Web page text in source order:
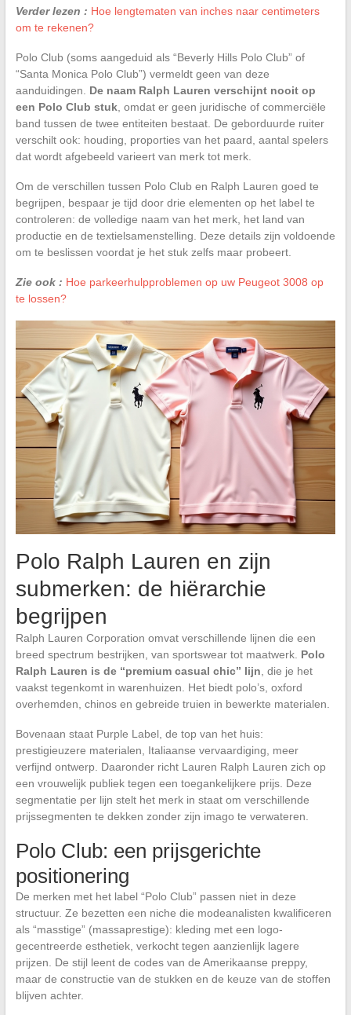
Verder lezen : Hoe lengtematen van inches naar centimeters
om te rekenen?
Polo Club (soms aangeduid als “Beverly Hills Polo Club” of
“Santa Monica Polo Club”) vermeldt geen van deze
aanduidingen. De naam Ralph Lauren verschijnt nooit op
een Polo Club stuk, omdat er geen juridische of commerciële
band tussen de twee entiteiten bestaat. De geborduurde ruiter
verschilt ook: houding, proporties van het paard, aantal spelers
dat wordt afgebeeld varieert van merk tot merk.
Om de verschillen tussen Polo Club en Ralph Lauren goed te
begrijpen, bespaar je tijd door drie elementen op het label te
controleren: de volledige naam van het merk, het land van
productie en de textielsamenstelling. Deze details zijn voldoende
om te beslissen voordat je het stuk zelfs maar probeert.
Zie ook : Hoe parkeerhulpproblemen op uw Peugeot 3008 op
te lossen?
Polo Ralph Lauren en zijn
submerken: de hiërarchie
begrijpen
Ralph Lauren Corporation omvat verschillende lijnen die een
breed spectrum bestrijken, van sportswear tot maatwerk. Polo
Ralph Lauren is de “premium casual chic” lijn , die je het
vaakst tegenkomt in warenhuizen. Het biedt polo’s, oxford
overhemden, chinos en gebreide truien in bewerkte materialen.
Bovenaan staat Purple Label, de top van het huis:
prestigieuzere materialen, Italiaanse vervaardiging, meer
verfijnd ontwerp. Daaronder richt Lauren Ralph Lauren zich op
een vrouwelijk publiek tegen een toegankelijkere prijs. Deze
segmentatie per lijn stelt het merk in staat om verschillende
prijssegmenten te dekken zonder zijn imago te verwateren.
Polo Club: een prijsgerichte
positionering
De merken met het label “Polo Club” passen niet in deze
structuur. Ze bezetten een niche die modeanalisten kwalificeren
als “masstige” (massaprestige): kleding met een logo-
gecentreerde esthetiek, verkocht tegen aanzienlijk lagere
prijzen. De stijl leent de codes van de Amerikaanse preppy,
maar de constructie van de stukken en de keuze van de stoffen
blijven achter.